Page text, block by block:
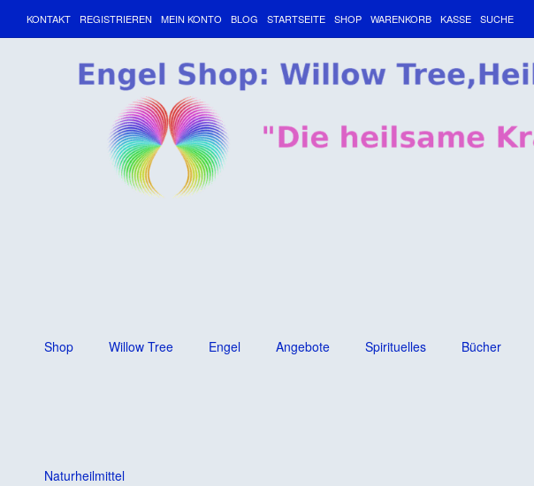
KONTAKT REGISTRIEREN MEIN KONTO BLOG STARTSEITE SHOP WARENKORB KASSE SUCHE
Shop Willow Tree Engel Angebote Spirituelles Bücher
Naturheilmittel